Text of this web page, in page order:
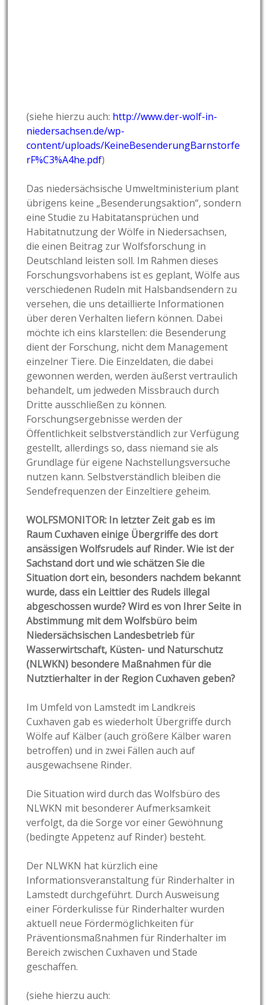
(siehe hierzu auch: http://www.der-wolf-in-
niedersachsen.de/wp-
content/uploads/KeineBesenderungBarnstorfe
rF%C3%A4he.pdf)
Das niedersächsische Umweltministerium plant
übrigens keine „Besenderungsaktion“, sondern
eine Studie zu Habitatansprüchen und
Habitatnutzung der Wölfe in Niedersachsen,
die einen Beitrag zur Wolfsforschung in
Deutschland leisten soll. Im Rahmen dieses
Forschungsvorhabens ist es geplant, Wölfe aus
verschiedenen Rudeln mit Halsbandsendern zu
versehen, die uns detaillierte Informationen
über deren Verhalten liefern können. Dabei
möchte ich eins klarstellen: die Besenderung
dient der Forschung, nicht dem Management
einzelner Tiere. Die Einzeldaten, die dabei
gewonnen werden, werden äußerst vertraulich
behandelt, um jedweden Missbrauch durch
Dritte ausschließen zu können.
Forschungsergebnisse werden der
Öffentlichkeit selbstverständlich zur Verfügung
gestellt, allerdings so, dass niemand sie als
Grundlage für eigene Nachstellungsversuche
nutzen kann. Selbstverständlich bleiben die
Sendefrequenzen der Einzeltiere geheim.
WOLFSMONITOR: In letzter Zeit gab es im
Raum Cuxhaven einige Übergriffe des dort
ansässigen Wolfsrudels auf Rinder. Wie ist der
Sachstand dort und wie schätzen Sie die
Situation dort ein, besonders nachdem bekannt
wurde, dass ein Leittier des Rudels illegal
abgeschossen wurde? Wird es von Ihrer Seite in
Abstimmung mit dem Wolfsbüro beim
Niedersächsischen Landesbetrieb für
Wasserwirtschaft, Küsten- und Naturschutz
(NLWKN) besondere Maßnahmen für die
Nutztierhalter in der Region Cuxhaven geben?
Im Umfeld von Lamstedt im Landkreis
Cuxhaven gab es wiederholt Übergriffe durch
Wölfe auf Kälber (auch größere Kälber waren
betroffen) und in zwei Fällen auch auf
ausgewachsene Rinder.
Die Situation wird durch das Wolfsbüro des
NLWKN mit besonderer Aufmerksamkeit
verfolgt, da die Sorge vor einer Gewöhnung
(bedingte Appetenz auf Rinder) besteht.
Der NLWKN hat kürzlich eine
Informationsveranstaltung für Rinderhalter in
Lamstedt durchgeführt. Durch Ausweisung
einer Förderkulisse für Rinderhalter wurden
aktuell neue Fördermöglichkeiten für
Präventionsmaßnahmen für Rinderhalter im
Bereich zwischen Cuxhaven und Stade
geschaffen.
(siehe hierzu auch: